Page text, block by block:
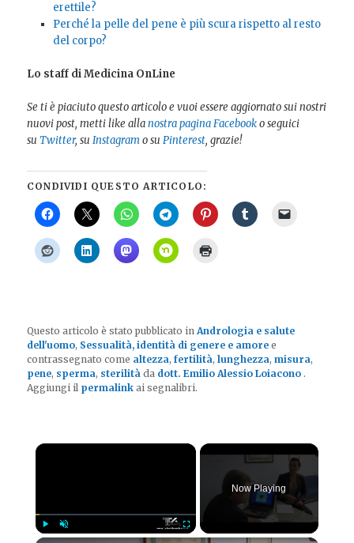
erettile?
Perché la pelle del pene è più scura rispetto al resto
del corpo?
Lo staff di Medicina OnLine
Se ti è piaciuto questo articolo e vuoi essere aggiornato sui nostri
nuovi post, metti like allanostra pagina Facebooko seguici
suTwitter, suInstagramo suPinterest, grazie!
CONDIVIDI QUESTO ARTICOLO:
Questo articolo è stato pubblicato inAndrologia e salute
dell'uomo, Sessualità, identità di genere e amore e
contrassegnato come altezza,fertilità,lunghezza,misura,
pene, sperma, sterilità da dott. Emilio Alessio Loiacono .
Aggiungi il permalink ai segnalibri.
×
Fullscreen
Now Playing